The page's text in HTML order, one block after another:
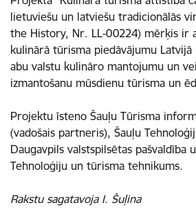
lietuviešu un latviešu tradicionālās
the History, Nr. LL-00224) mērķis ir
kulinārā tūrisma piedāvājumu
abu valstu kulināro mantojumu un
izmantošanu mūsdienu tūrisma un
Projektu īsteno Šauļu Tūrisma
(vadošais partneris), Šauļu
Daugavpils valstspilsētas pašvaldība
Tehnoloģiju un tūrisma tehnikums.
Rakstu sagatavoja I. Šuļina